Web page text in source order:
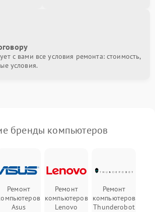
с вами все условия ремонта: стоимость,
условия.
бренды компьютеров
Ремонт
Asus
Ремонт
компьютеров
Lenovo
Ремонт
компьютеров
Thunderobot